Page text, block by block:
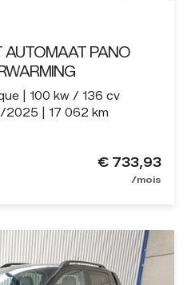
AUTOMAAT PANO
100 kw / 136 cv
2025 17 062 km
€ 733,93
/mois